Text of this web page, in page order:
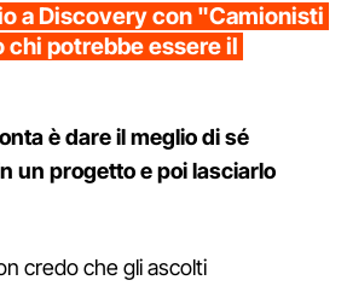
a Discovery con "Camionisti
potrebbe essere il
è dare il meglio di sé
un progetto e poi lasciarlo
credo che gli ascolti